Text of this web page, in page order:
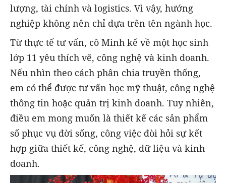
lượng, tài chính và logistics. Vì vậy, hướng
nghiệp không nên chỉ dựa trên tên ngành học.
Từ thực tế tư vấn, cô Minh kể về một học sinh
lớp 11 yêu thích vẽ, công nghệ và kinh doanh.
Nếu nhìn theo cách phân chia truyền thống,
em có thể được tư vấn học mỹ thuật, công nghệ
thông tin hoặc quản trị kinh doanh. Tuy nhiên,
điều em mong muốn là thiết kế các sản phẩm
số phục vụ đời sống, công việc đòi hỏi sự kết
hợp giữa thiết kế, công nghệ, dữ liệu và kinh
doanh.